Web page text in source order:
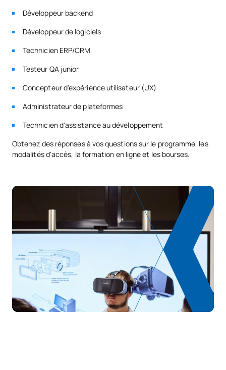
Développeur backend
Développeur de logiciels
Technicien ERP/CRM
Testeur QA junior
Concepteur d'expérience utilisateur (UX)
Administrateur de plateformes
Technicien d'assistance au développement
Obtenez des réponses à vos questions sur le programme, les
modalités d'accès, la formation en ligne et les bourses.